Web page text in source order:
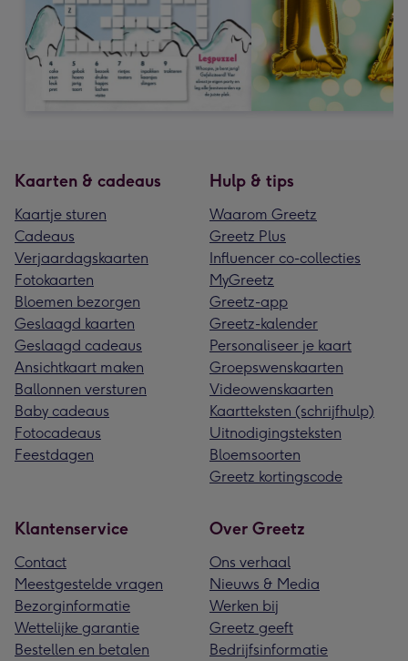
Kaarten & cadeaus
Kaartje sturen
Cadeaus
Verjaardagskaarten
Fotokaarten
Bloemen bezorgen
Geslaagd kaarten
Geslaagd cadeaus
Ansichtkaart maken
Ballonnen versturen
Baby cadeaus
Fotocadeaus
Feestdagen
Hulp & tips
Waarom Greetz
Greetz Plus
Influencer co-collecties
MyGreetz
Greetz-app
Greetz-kalender
Personaliseer je kaart
Groepswenskaarten
Videowenskaarten
Kaartteksten (schrijfhulp)
Uitnodigingsteksten
Bloemsoorten
Greetz kortingscode
Klantenservice
Contact
Meestgestelde vragen
Bezorginformatie
Wettelijke garantie
Bestellen en betalen
Over Greetz
Ons verhaal
Nieuws & Media
Werken bij
Greetz geeft
Bedrijfsinformatie